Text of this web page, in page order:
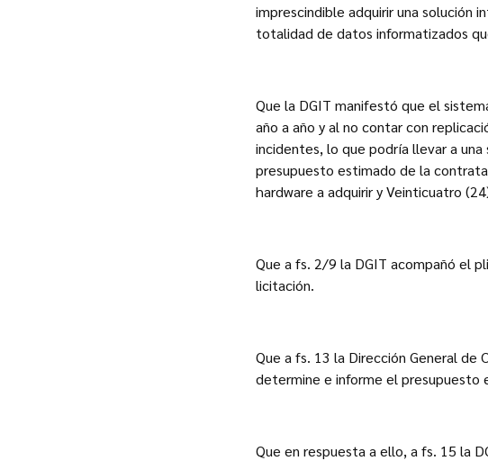
imprescindible adquirir una solución
totalidad de datos informatizados
Que la DGIT manifestó que el
año a año y al no contar con
incidentes, lo que podría llevar a
presupuesto estimado de la
hardware a adquirir y Veinticuatro
Que a fs. 2/9 la DGIT acompañó el
licitación.
Que a fs. 13 la Dirección General de
determine e informe el
Que en respuesta a ello, a fs. 15 la